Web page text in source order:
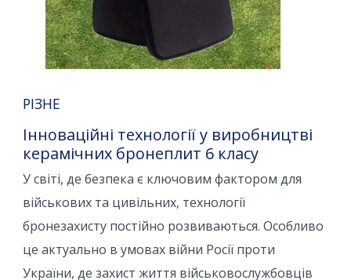
РІЗНЕ
Інноваційні технології у виробництві
керамічних бронеплит 6 класу
У світі, де безпека є ключовим фактором для
військових та цивільних, технології
бронезахисту постійно розвиваються. Особливо
це актуально в умовах війни Росії проти
України, де захист життя військовослужбовців